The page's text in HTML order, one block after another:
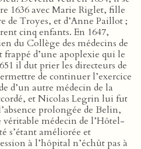
1636 avec Marie Riglet, fille
de Troyes, et d’Anne Paillot ;
cinq enfants. En 1647,
du Collège des médecins de
d’une apoplexie qui le
il dut prier les directeurs de
de continuer l’exercice
d’un autre médecin de la
et Nicolas Legrin lui fut
prolongée de Belin,
véritable médecin de l’Hôtel-
s’étant améliorée et
à l’hôpital n’échût pas à